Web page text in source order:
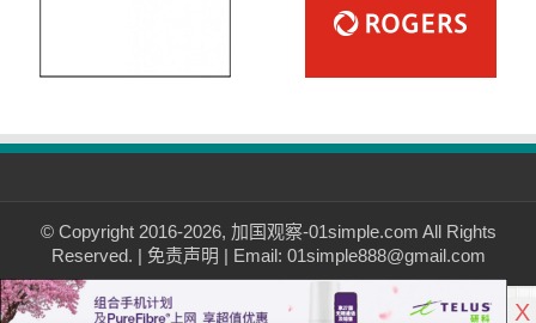
© Copyright 2016-2026, 加国观察-01simple.com All Rights
Reserved. | 免责声明 | Email: 01simple888@gmail.com
X